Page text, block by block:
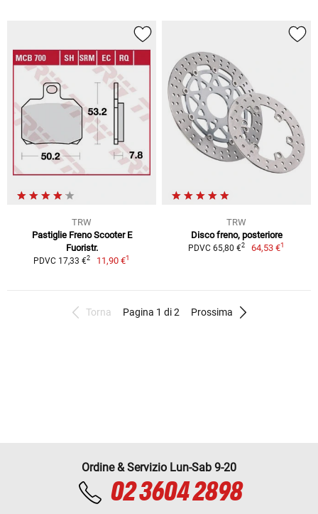
TRW
Pastiglie Freno Scooter E
Fuoristr.
PDVC 17,33 €2 11,90 €1
TRW
Disco freno, posteriore
PDVC 65,80 €2 64,53 €1
Torna Pagina 1 di 2 Prossima
Ordine & Servizio Lun-Sab 9-20
02 3604 2898